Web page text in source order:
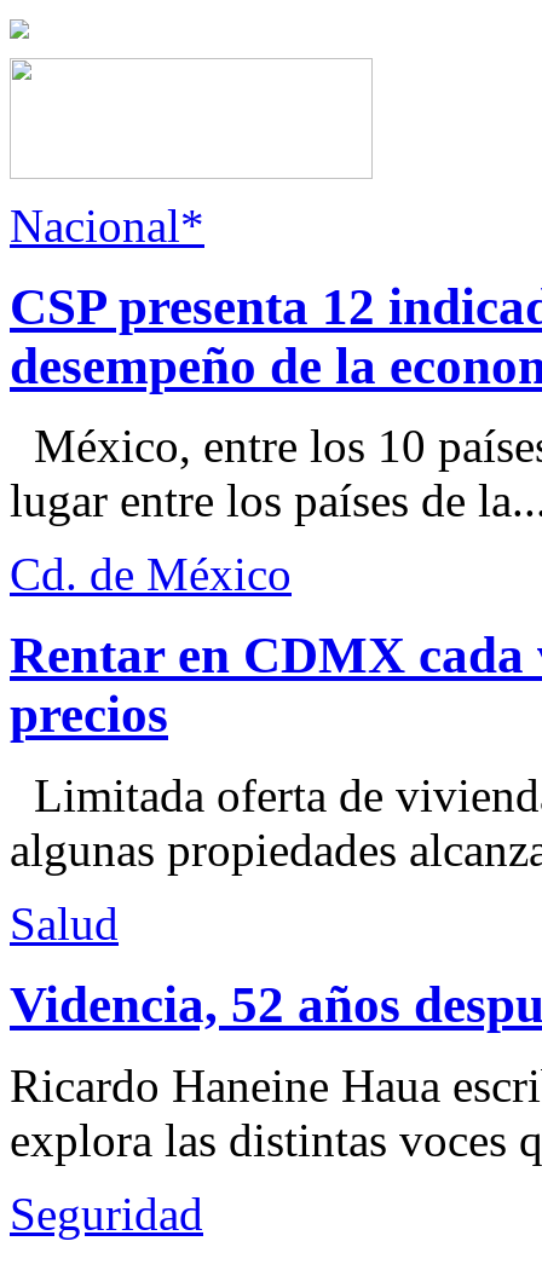
Nacional*
CSP presenta 12
desempeño de la
México, entre los 10
lugar entre los países de
Cd. de México
Rentar en CDMX cada
precios
Limitada oferta de
algunas propiedades
Salud
Videncia, 52 años
Ricardo Haneine Haua
explora las distintas voces
Seguridad